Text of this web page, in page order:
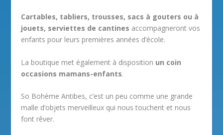
Cartables, tabliers, trousses, sacs à gouters ou à
jouets, serviettes de cantines accompagneront vos
enfants pour leurs premières années d’école.
La boutique met également à disposition un coin
occasions mamans-enfants.
So Bohème Antibes, c’est un peu comme une grande
malle d’objets merveilleux qui nous touchent et nous
font rêver.